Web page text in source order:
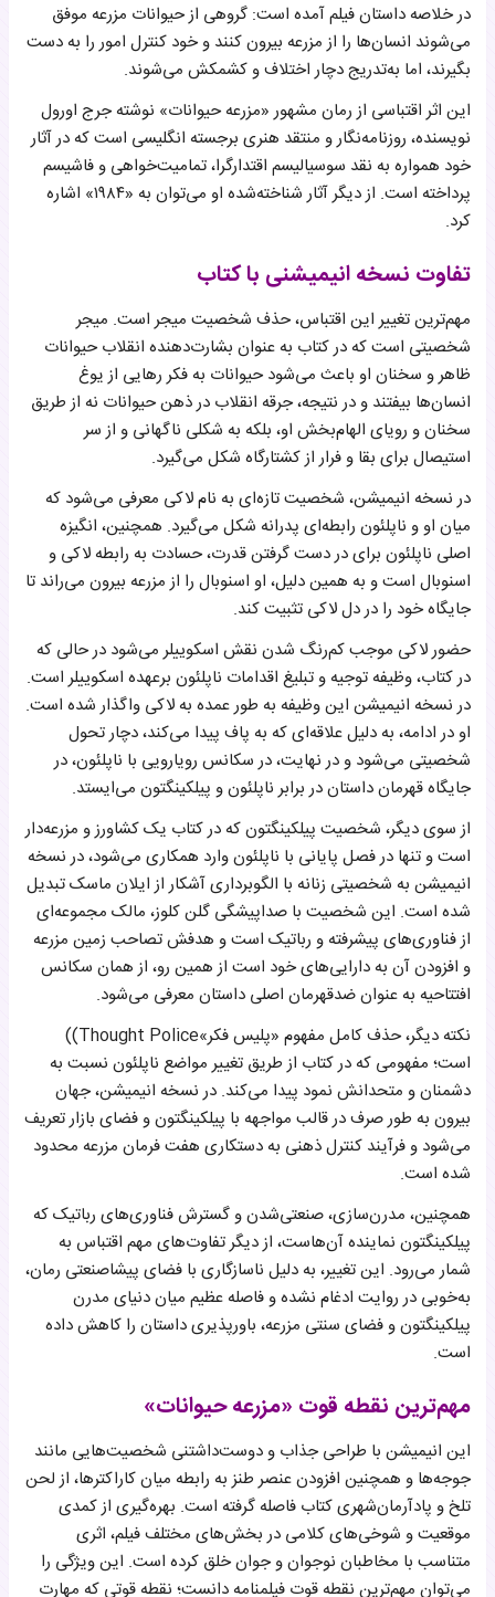
در خلاصه داستان فیلم آمده است: گروهی از حیوانات مزرعه موفق
می‌شوند انسان‌ها را از مزرعه بیرون کنند و خود کنترل امور را به دست
بگیرند، اما به‌تدریج دچار اختلاف و کشمکش می‌شوند.
این اثر اقتباسی از رمان مشهور «مزرعه حیوانات» نوشته جرج اورول
نویسنده، روزنامه‌نگار و منتقد هنری برجسته انگلیسی است که در آثار
خود همواره به نقد سوسیالیسم اقتدارگرا، تمامیت‌خواهی و فاشیسم
پرداخته است. از دیگر آثار شناخته‌شده او می‌توان به «۱۹۸۴» اشاره
کرد.
تفاوت نسخه انیمیشنی با کتاب
مهم‌ترین تغییر این اقتباس، حذف شخصیت میجر است. میجر
شخصیتی است که در کتاب به عنوان بشارت‌دهنده انقلاب حیوانات
ظاهر و سخنان او باعث می‌شود حیوانات به فکر رهایی از یوغ
انسان‌ها بیفتند و در نتیجه، جرقه انقلاب در ذهن حیوانات نه از طریق
سخنان و رویای الهام‌بخش او، بلکه به شکلی ناگهانی و از سر
استیصال برای بقا و فرار از کشتارگاه شکل می‌گیرد.
در نسخه انیمیشن، شخصیت تازه‌ای به نام لاکی معرفی می‌شود که
میان او و ناپلئون رابطه‌ای پدرانه شکل می‌گیرد. همچنین، انگیزه
اصلی ناپلئون برای در دست گرفتن قدرت، حسادت به رابطه لاکی و
اسنوبال است و به همین دلیل، او اسنوبال را از مزرعه بیرون می‌راند تا
جایگاه خود را در دل لاکی تثبیت کند.
حضور لاکی موجب کم‌رنگ شدن نقش اسکوییلر می‌شود در حالی که
در کتاب، وظیفه توجیه و تبلیغ اقدامات ناپلئون برعهده اسکوییلر است.
در نسخه انیمیشن این وظیفه به طور عمده به لاکی واگذار شده است.
او در ادامه، به دلیل علاقه‌ای که به پاف پیدا می‌کند، دچار تحول
شخصیتی می‌شود و در نهایت، در سکانس رویارویی با ناپلئون، در
جایگاه قهرمان داستان در برابر ناپلئون و پیلکینگتون می‌ایستد.
از سوی دیگر، شخصیت پیلکینگتون که در کتاب یک کشاورز و مزرعه‌دار
است و تنها در فصل پایانی با ناپلئون وارد همکاری می‌شود، در نسخه
انیمیشن به شخصیتی زنانه با الگوبرداری آشکار از ایلان ماسک تبدیل
شده است. این شخصیت با صداپیشگی گلن کلوز، مالک مجموعه‌ای
از فناوری‌های پیشرفته و رباتیک است و هدفش تصاحب زمین مزرعه
و افزودن آن به دارایی‌های خود است از همین رو، از همان سکانس
افتتاحیه به عنوان ضدقهرمان اصلی داستان معرفی می‌شود.
نکته دیگر، حذف کامل مفهوم «پلیس فکر»Thought Police))
است؛ مفهومی که در کتاب از طریق تغییر مواضع ناپلئون نسبت به
دشمنان و متحدانش نمود پیدا می‌کند. در نسخه انیمیشن، جهان
بیرون به طور صرف در قالب مواجهه با پیلکینگتون و فضای بازار تعریف
می‌شود و فرآیند کنترل ذهنی به دستکاری هفت فرمان مزرعه محدود
شده است.
همچنین، مدرن‌سازی، صنعتی‌شدن و گسترش فناوری‌های رباتیک که
پیلکینگتون نماینده آن‌هاست، از دیگر تفاوت‌های مهم اقتباس به
شمار می‌رود. این تغییر، به دلیل ناسازگاری با فضای پیشاصنعتی رمان،
به‌خوبی در روایت ادغام نشده و فاصله عظیم میان دنیای مدرن
پیلکینگتون و فضای سنتی مزرعه، باورپذیری داستان را کاهش داده
است.
مهم‌ترین نقطه قوت «مزرعه حیوانات»
این انیمیشن با طراحی جذاب و دوست‌داشتنی شخصیت‌هایی مانند
جوجه‌ها و همچنین افزودن عنصر طنز به رابطه میان کاراکترها، از لحن
تلخ و پادآرمان‌شهری کتاب فاصله گرفته است. بهره‌گیری از کمدی
موقعیت و شوخی‌های کلامی در بخش‌های مختلف فیلم، اثری
متناسب با مخاطبان نوجوان و جوان خلق کرده است. این ویژگی را
می‌توان مهم‌ترین نقطه قوت فیلمنامه دانست؛ نقطه قوتی که مهارت